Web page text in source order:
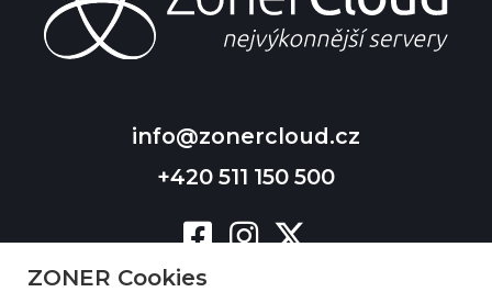
info@zonercloud.cz
+420 511 150 500
ZONER Cookies